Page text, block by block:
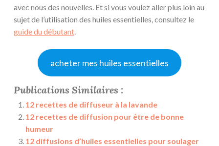
avec nous des nouvelles. Et si vous voulez aller plus loin au
sujet de l’utilisation des huiles essentielles, consultez le
guide du débutant.
acheter mes huiles essentielles
Publications Similaires :
12 recettes de diffuseur à la lavande
12 recettes de diffusion pour être de bonne
humeur
12 diffusions d’huiles essentielles pour soulager